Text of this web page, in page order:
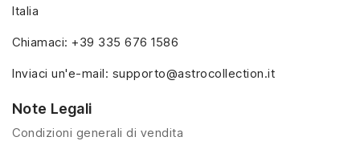
Italia
Chiamaci: +39 335 676 1586
Inviaci un'e-mail: supporto@astrocollection.it
Note Legali
Condizioni generali di vendita